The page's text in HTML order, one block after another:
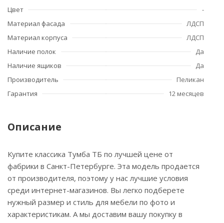
Цвет
-
Материал фасада
ЛДСП
Материал корпуса
ЛДСП
Наличие полок
Да
Наличие ящиков
Да
Производитель
Пеликан
Гарантия
12 месяцев
Описание
Купите классика Тумба ТБ по лучшей цене от
фабрики в Санкт-Петербурге. Эта модель продается
от производителя, поэтому у нас лучшие условия
среди интернет-магазинов. Вы легко подберете
нужный размер и стиль для мебели по фото и
характеристикам. А мы доставим вашу покупку в